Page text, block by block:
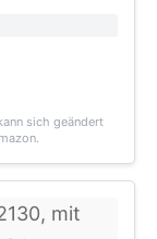
sich geändert